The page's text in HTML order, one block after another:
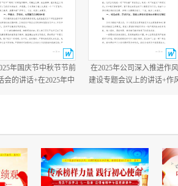
年国庆节中秋节节前
会的讲话+在2025年中
在2025年公司深入推进作风
建设专题会议上的讲话+作